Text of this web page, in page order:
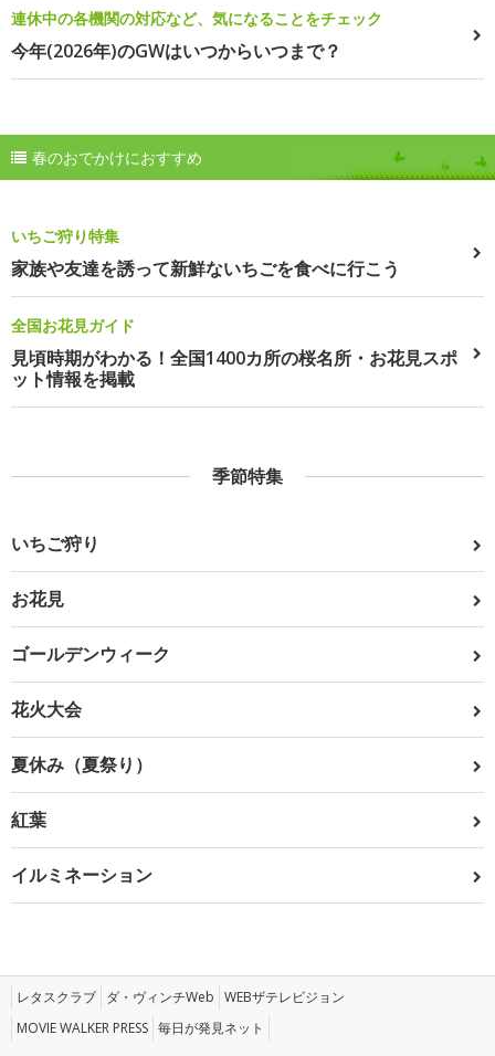
連休中の各機関の対応など、気になることをチェック
今年(2026年)のGWはいつからいつまで？
春のおでかけにおすすめ
いちご狩り特集
家族や友達を誘って新鮮ないちごを食べに行こう
全国お花見ガイド
見頃時期がわかる！全国1400カ所の桜名所・お花見スポ
ット情報を掲載
季節特集
いちご狩り
お花見
ゴールデンウィーク
花火大会
夏休み（夏祭り）
紅葉
イルミネーション
レタスクラブ ダ・ヴィンチWeb WEBザテレビジョン
MOVIE WALKER PRESS 毎日が発見ネット